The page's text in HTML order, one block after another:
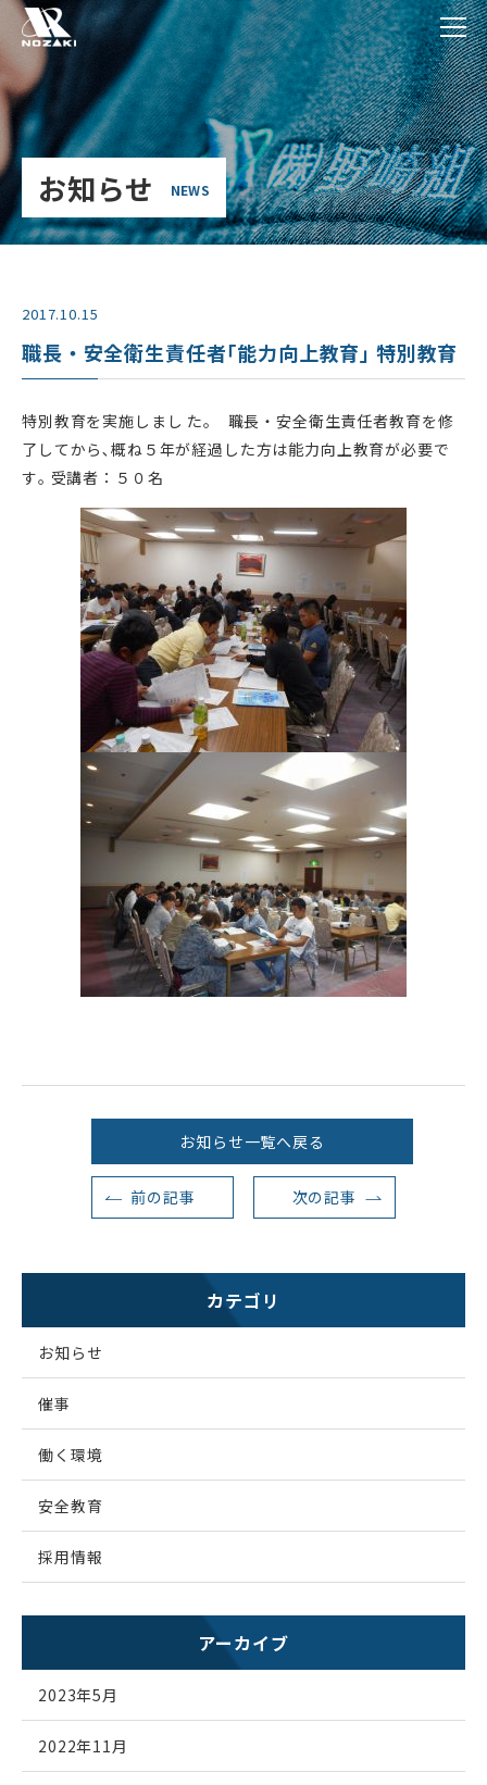
お知らせ NEWS
2017.10.15
職長・安全衛生責任者｢能力向上教育｣ 特別教育
特別教育を実施しまし た。 職長・安全衛生責任者教育を修
了してから､概ね５年が経過した方は能力向上教育が必要で
す｡ 受講者：５０名
前の記事
お知らせ一覧へ戻る
次の記事
カテゴリ
お知らせ
催事
働く環境
安全教育
採用情報
アーカイブ
2023年5月
2022年11月